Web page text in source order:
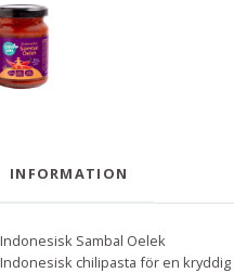
INFORMATION
Indonesisk Sambal Oelek
Indonesisk chilipasta för en kryddig